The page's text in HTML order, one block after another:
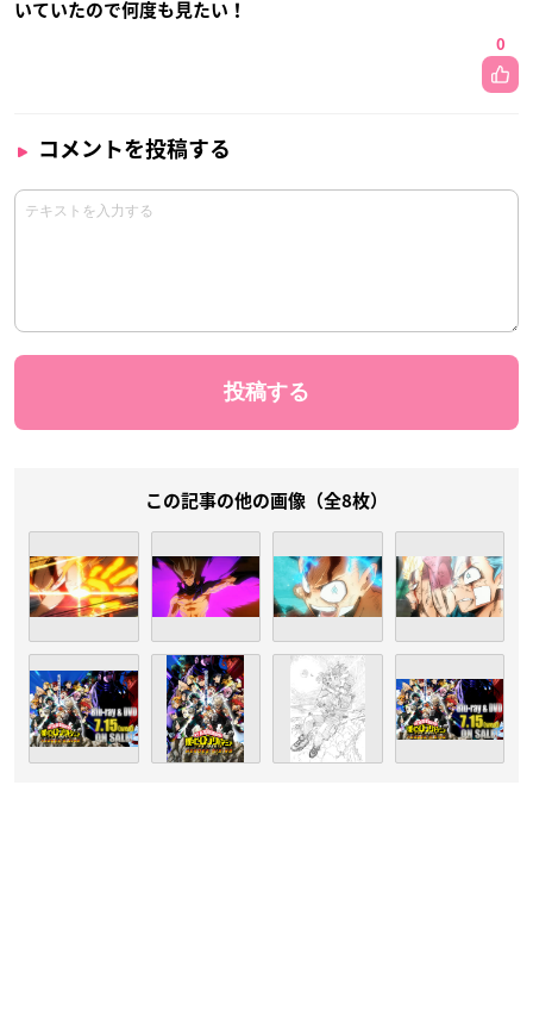
いていたので何度も見たい！
0
コメントを投稿する
この記事の他の画像（全8枚）